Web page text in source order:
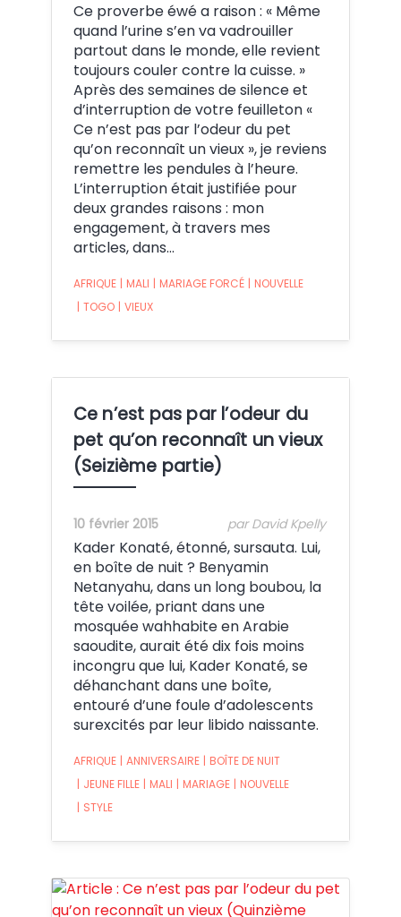
Ce proverbe éwé a raison : « Même
quand l’urine s’en va vadrouiller
partout dans le monde, elle revient
toujours couler contre la cuisse. »
Après des semaines de silence et
d’interruption de votre feuilleton «
Ce n’est pas par l’odeur du pet
qu’on reconnaît un vieux », je reviens
remettre les pendules à l’heure.
L’interruption était justifiée pour
deux grandes raisons : mon
engagement, à travers mes
articles, dans…
AFRIQUE | MALI | MARIAGE FORCÉ | NOUVELLE
| TOGO | VIEUX
Ce n’est pas par l’odeur du
pet qu’on reconnaît un vieux
(Seizième partie)
10 février 2015 par David Kpelly
Kader Konaté, étonné, sursauta. Lui,
en boîte de nuit ? Benyamin
Netanyahu, dans un long boubou, la
tête voilée, priant dans une
mosquée wahhabite en Arabie
saoudite, aurait été dix fois moins
incongru que lui, Kader Konaté, se
déhanchant dans une boîte,
entouré d’une foule d’adolescents
surexcités par leur libido naissante.
AFRIQUE | ANNIVERSAIRE | BOÎTE DE NUIT
| JEUNE FILLE | MALI | MARIAGE | NOUVELLE
| STYLE